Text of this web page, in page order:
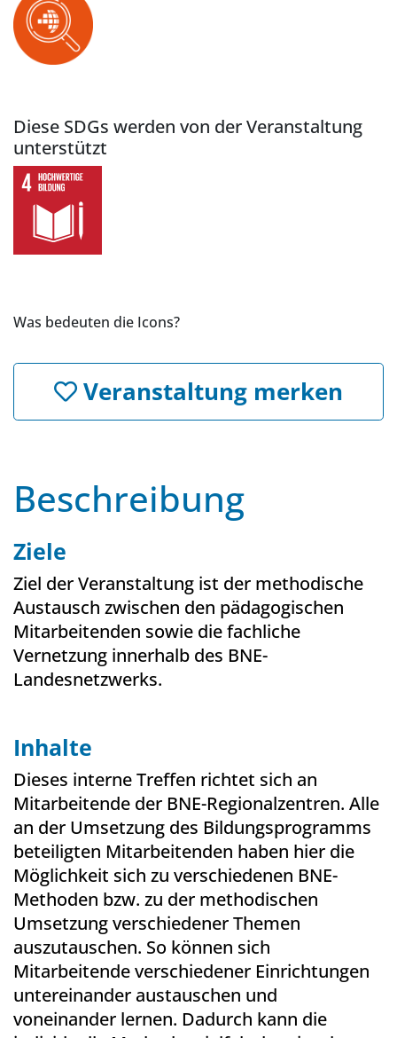
Diese SDGs werden von der Veranstaltung
unterstützt
Was bedeuten die Icons?
Veranstaltung merken
Beschreibung
Ziele
Ziel der Veranstaltung ist der methodische
Austausch zwischen den pädagogischen
Mitarbeitenden sowie die fachliche
Vernetzung innerhalb des BNE-
Landesnetzwerks.
Inhalte
Dieses interne Treffen richtet sich an
Mitarbeitende der BNE-Regionalzentren. Alle
an der Umsetzung des Bildungsprogramms
beteiligten Mitarbeitenden haben hier die
Möglichkeit sich zu verschiedenen BNE-
Methoden bzw. zu der methodischen
Umsetzung verschiedener Themen
auszutauschen. So können sich
Mitarbeitende verschiedener Einrichtungen
untereinander austauschen und
voneinander lernen. Dadurch kann die